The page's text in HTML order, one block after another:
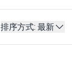
排序方式: 最新